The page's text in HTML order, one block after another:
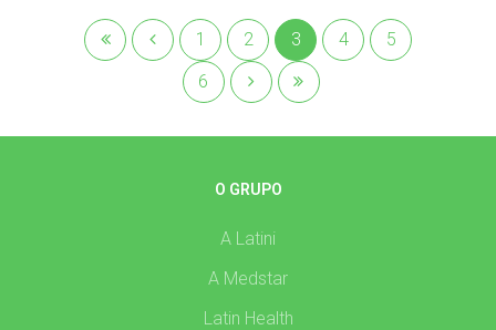
1 2 3 4
5
6
O GRUPO
A Latini
A Medstar
Latin Health